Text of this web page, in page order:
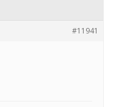
#11941